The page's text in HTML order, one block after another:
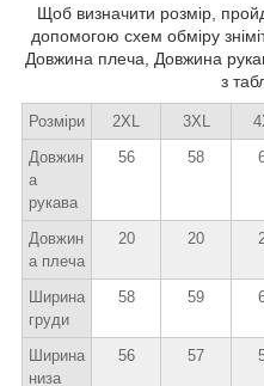
Щоб визначити розмір,
допомогою схем обміру
Довжина плеча, Довжина
з
Розміри 2XL 3XL
Довжин
а
рукава
56 58
Довжин
а плеча
20 20
Ширина
груди
58 59
Ширина
низа
56 57